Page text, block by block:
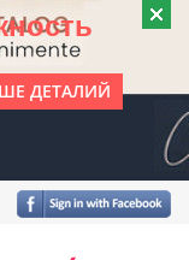
ДЕТАЛИЙ